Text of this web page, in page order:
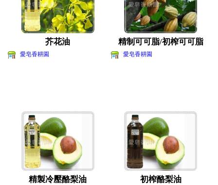
芥花油
愛皂香耕園
精制可可脂/初榨可可脂
愛皂香耕園
精製冷壓酪梨油 初榨酪梨油